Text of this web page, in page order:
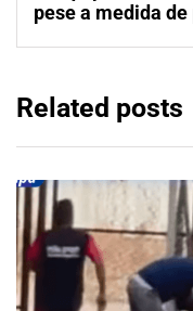
pese a medida
Related posts